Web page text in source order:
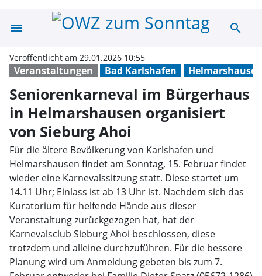
menu search
Veranstaltungen Bad Karlshafen Helmarshausen
Veröffentlicht am 29.01.2026 10:55
Seniorenkarneval im Bürgerhaus
in Helmarshausen organisiert
von Sieburg Ahoi
Für die ältere Bevölkerung von Karlshafen und
Helmarshausen findet am Sonntag, 15. Februar findet
wieder eine Karnevalssitzung statt. Diese startet um
14.11 Uhr; Einlass ist ab 13 Uhr ist. Nachdem sich das
Kuratorium für helfende Hände aus dieser
Veranstaltung zurückgezogen hat, hat der
Karnevalsclub Sieburg Ahoi beschlossen, diese
trotzdem und alleine durchzuführen. Für die bessere
Planung wird um Anmeldung gebeten bis zum 7.